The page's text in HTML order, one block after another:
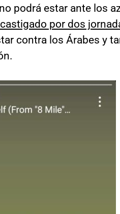
podrá estar ante los
por dos
contra los Árabes y